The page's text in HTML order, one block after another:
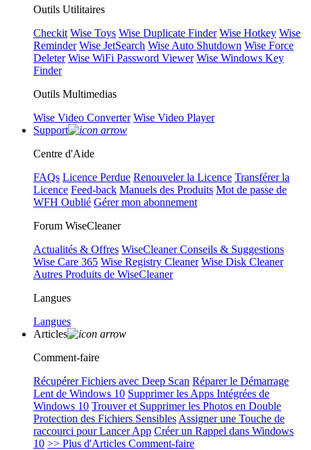
Outils Utilitaires
Checkit Wise Toys Wise Duplicate Finder Wise Hotkey Wise
Reminder Wise JetSearch Wise Auto Shutdown Wise Force
Deleter Wise WiFi Password Viewer Wise Windows Key
Finder
Outils Multimedias
Wise Video Converter Wise Video Player
Support
Centre d'Aide
FAQs Licence Perdue Renouveler la Licence Transférer la
Licence Feed-back Manuels des Produits Mot de passe de
WFH Oublié Gérer mon abonnement
Forum WiseCleaner
Actualités & Offres WiseCleaner Conseils & Suggestions
Wise Care 365 Wise Registry Cleaner Wise Disk Cleaner
Autres Produits de WiseCleaner
Langues
Langues
Articles
Comment-faire
Récupérer Fichiers avec Deep Scan Réparer le Démarrage
Lent de Windows 10 Supprimer les Apps Intégrées de
Windows 10 Trouver et Supprimer les Photos en Double
Protection des Fichiers Sensibles Assigner une Touche de
raccourci pour Lancer App Créer un Rappel dans Windows
10 >> Plus d'Articles Comment-faire